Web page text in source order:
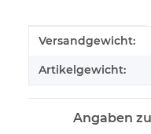
Produkteigenschaft
Wert
Versandgewicht:
Artikelgewicht:
Angaben